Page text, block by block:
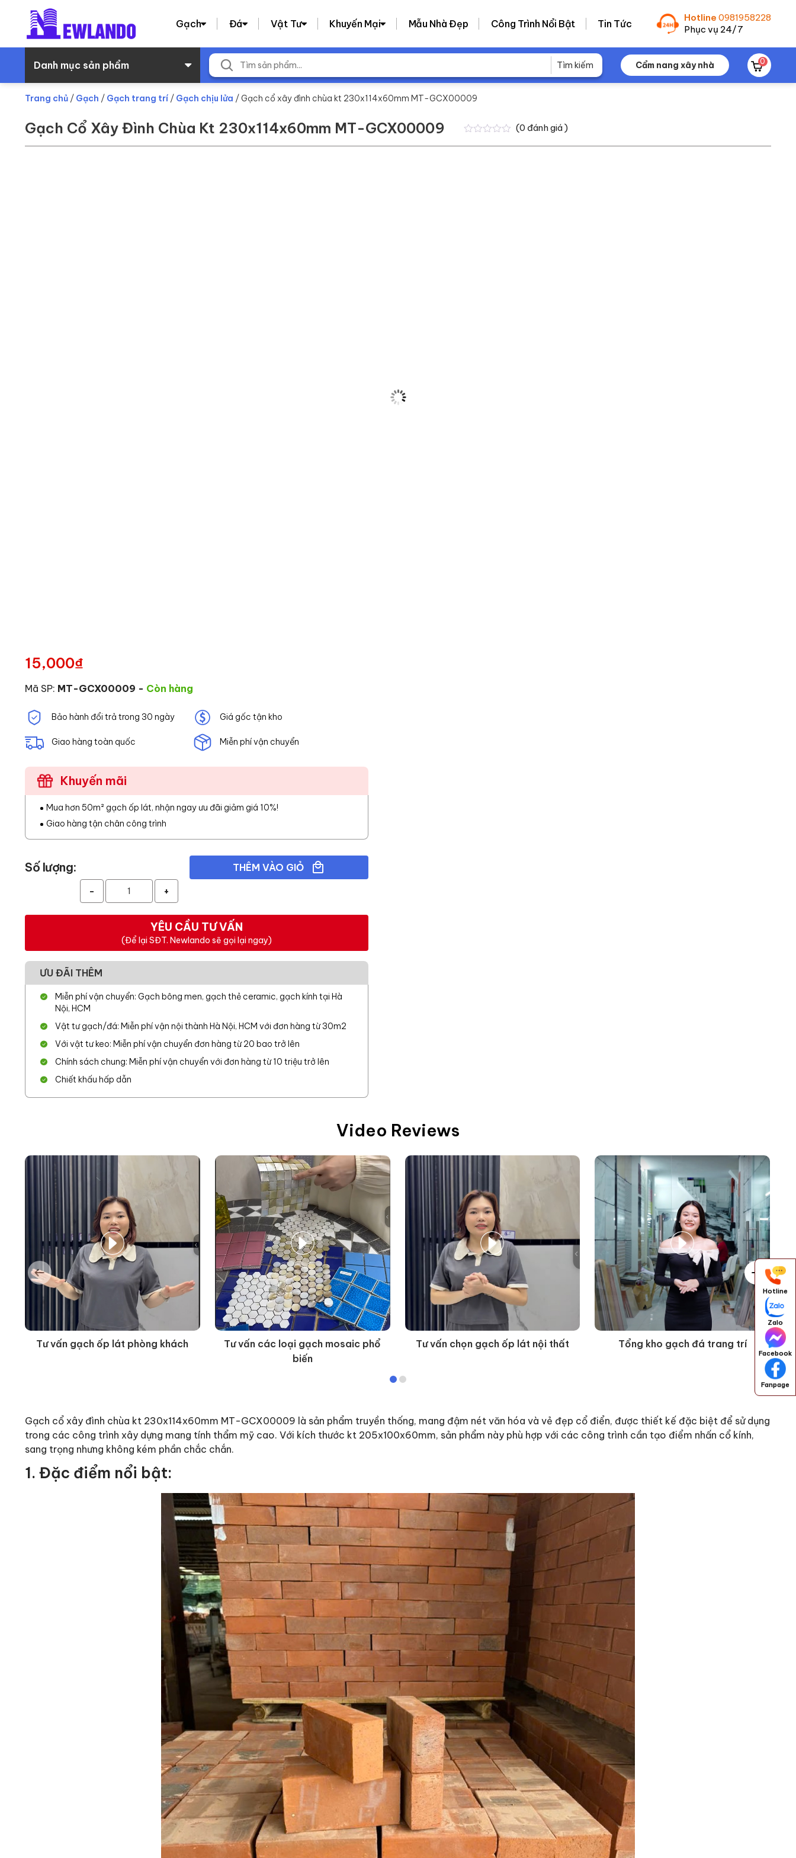
Gạch Đá Vật Tư Khuyến Mại Mẫu Nhà Đẹp Công Trình Nổi Bật Tin Tức
Hotline 0981958228
Phục vụ 24/7
Danh mục sản phẩm Cẩm nang xây nhà 0
Trang chủ / Gạch / Gạch trang trí / Gạch chịu lửa / Gạch cổ xây đình chùa kt 230x114x60mm MT-GCX00009
Gạch Cổ Xây Đình Chùa Kt 230x114x60mm MT-GCX00009 (0 đánh giá )
15,000₫
Mã SP: MT-GCX00009 - Còn hàng
Bảo hành đổi trả trong 30 ngày Giá gốc tận kho
Giao hàng toàn quốc Miễn phí vận chuyển
Khuyến mãi
Mua hơn 50m² gạch ốp lát, nhận ngay ưu đãi giảm giá 10%!
Giao hàng tận chân công trình
Số lượng:
- +
THÊM VÀO GIỎ
YÊU CẦU TƯ VẤN
(Để lại SĐT. Newlando sẽ gọi lại ngay)
ƯU ĐÃI THÊM
Miễn phí vận chuyển: Gạch bông men, gạch thẻ ceramic, gạch kính tại Hà
Nội, HCM
Vật tư gạch/đá: Miễn phí vận nội thành Hà Nội, HCM với đơn hàng từ 30m2
Với vật tư keo: Miễn phí vận chuyển đơn hàng từ 20 bao trở lên
Chính sách chung: Miễn phí vận chuyển với đơn hàng từ 10 triệu trở lên
Chiết khấu hấp dẫn
Video Reviews
Tư vấn gạch ốp lát phòng khách
Tư vấn các loại gạch mosaic phổ
biến
Tư vấn chọn gạch ốp lát nội thất Tổng kho gạch đá trang trí
Gạch cổ xây đình chùa kt 230x114x60mm MT-GCX00009 là sản phẩm truyền thống, mang đậm nét văn hóa và vẻ đẹp cổ điển, được thiết kế đặc biệt để sử dụng
trong các công trình xây dựng mang tính thẩm mỹ cao. Với kích thước kt 205x100x60mm, sản phẩm này phù hợp với các công trình cần tạo điểm nhấn cổ kính,
sang trọng nhưng không kém phần chắc chắn.
1. Đặc điểm nổi bật:
Hotline
Zalo
Facebook
Fanpage